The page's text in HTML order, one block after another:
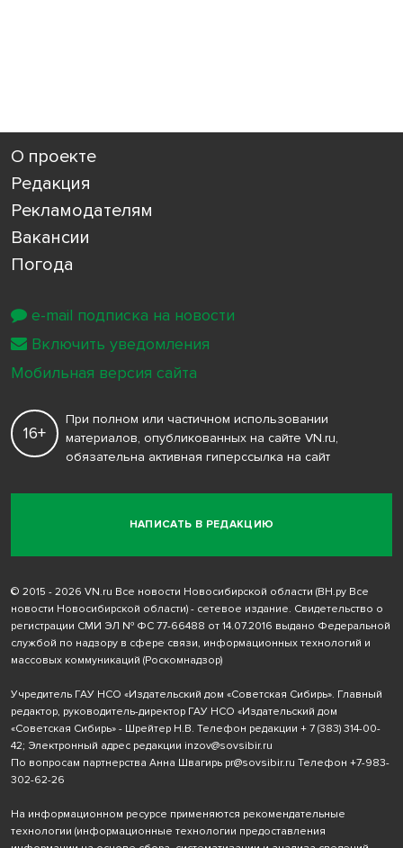
О проекте
Редакция
Рекламодателям
Вакансии
Погода
НАПИСАТЬ В РЕДАКЦИЮ
16+
При полном или частичном использовании
материалов, опубликованных на сайте VN.ru,
обязательна активная гиперссылка на сайт
© 2015 - 2026 VN.ru Все новости Новосибирской области (ВН.ру Все
новости Новосибирской области) - сетевое издание. Свидетельство о
регистрации СМИ ЭЛ № ФС 77-66488 от 14.07.2016 выдано Федеральной
службой по надзору в сфере связи, информационных технологий и
массовых коммуникаций (Роскомнадзор)
Учредитель ГАУ НСО «Издательский дом «Советская Сибирь». Главный
редактор, руководитель-директор ГАУ НСО «Издательский дом
«Советская Сибирь» - Шрейтер Н.В. Телефон редакции + 7 (383) 314-00-
42; Электронный адрес редакции inzov@sovsibir.ru
По вопросам партнерства Анна Швагирь pr@sovsibir.ru Телефон +7-983-
302-62-26
На информационном ресурсе применяются рекомендательные
технологии (информационные технологии предоставления
e-mail подписка на новости
Включить уведомления
Мобильная версия сайта